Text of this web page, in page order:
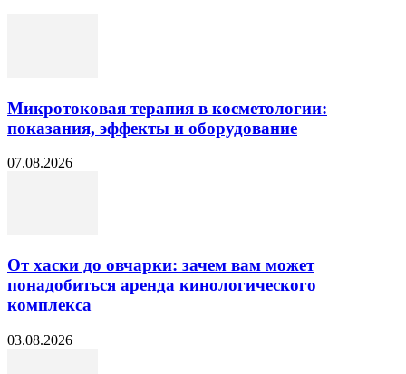
Микротоковая терапия в косметологии:
показания, эффекты и оборудование
07.08.2026
От хаски до овчарки: зачем вам может
понадобиться аренда кинологического
комплекса
03.08.2026